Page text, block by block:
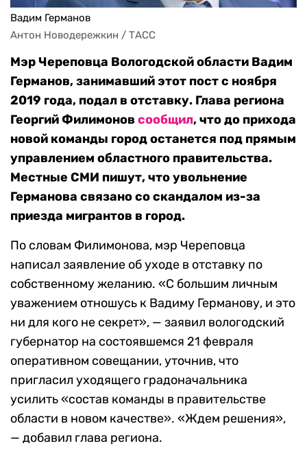
Вадим Германов
Антон Новодережкин / ТАСС
Мэр Череповца Вологодской области Вадим
Германов, занимавший этот пост с ноября
2019 года, подал в отставку. Глава региона
Георгий Филимонов сообщил, что до прихода
новой команды город останется под прямым
управлением областного правительства.
Местные СМИ пишут, что увольнение
Германова связано со скандалом из-за
приезда мигрантов в город.
По словам Филимонова, мэр Череповца
написал заявление об уходе в отставку по
собственному желанию. «С большим личным
уважением отношусь к Вадиму Германову, и это
ни для кого не секрет», — заявил вологодский
губернатор на состоявшемся 21 февраля
оперативном совещании, уточнив, что
пригласил уходящего градоначальника
усилить «состав команды в правительстве
области в новом качестве». «Ждем решения»,
— добавил глава региона.